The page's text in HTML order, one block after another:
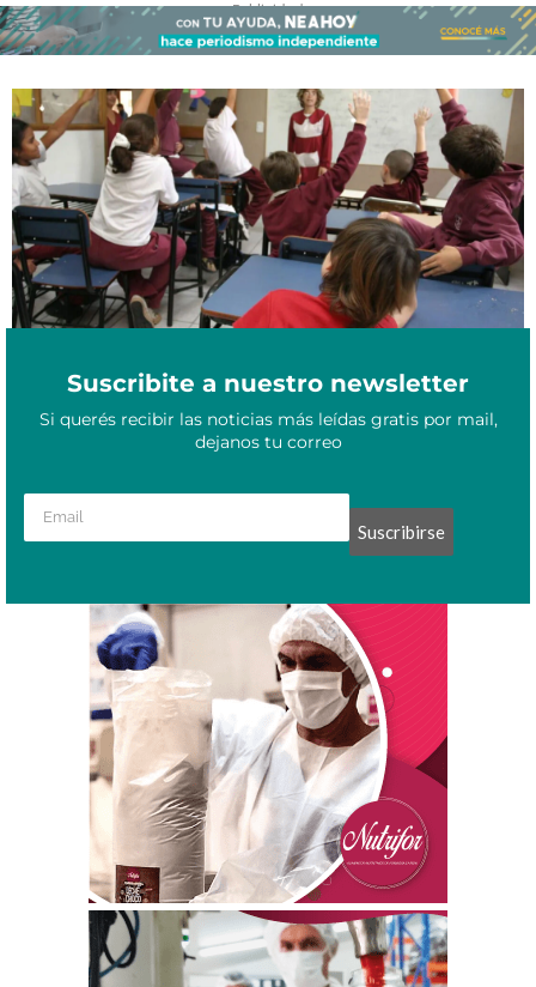
- Publicidad -
Suben un 10% las cuotas de colegios privados en Corrientes:
cuánto se pagará por mes
Mayo 21, 2026
Suscribite a nuestro newsletter
Si querés recibir las noticias más leídas gratis por mail,
dejanos tu correo
Suscribirse